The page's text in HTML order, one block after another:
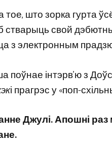
​​тое, што зорка гурта
стварыць свой
з электронным
інтэрв’ю з
і прагрэс у «поп-
Джулі. Апошні